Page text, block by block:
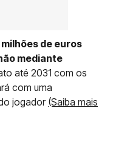
de euros
mediante
até 2031 com os
com uma
jogador (Saiba mais